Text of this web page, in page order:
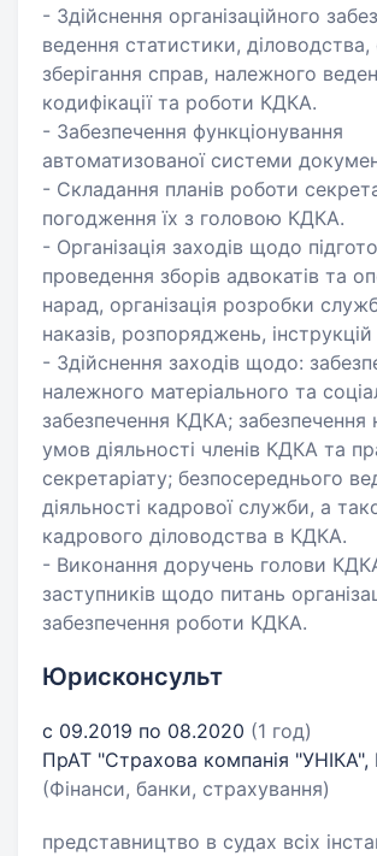
- Здійснення організаційного
ведення статистики, діловодства,
зберігання справ, належного
кодифікації та роботи КДКА.
- Забезпечення функціонування
автоматизованої системи
- Складання планів роботи
погодження їх з головою КДКА.
- Організація заходів щодо
проведення зборів адвокатів та
нарад, організація розробки
наказів, розпоряджень,
- Здійснення заходів щодо:
належного матеріального та
забезпечення КДКА; забезпечення
умов діяльності членів КДКА та
секретаріату; безпосереднього
діяльності кадрової служби, а
кадрового діловодства в КДКА.
- Виконання доручень голови
заступників щодо питань
забезпечення роботи КДКА.
Юрисконсульт
с 09.2019 по 08.2020 (1 год)
ПрАТ "Страхова компанія "УНІКА",
(Фінанси, банки, страхування)
представництво в судах всіх